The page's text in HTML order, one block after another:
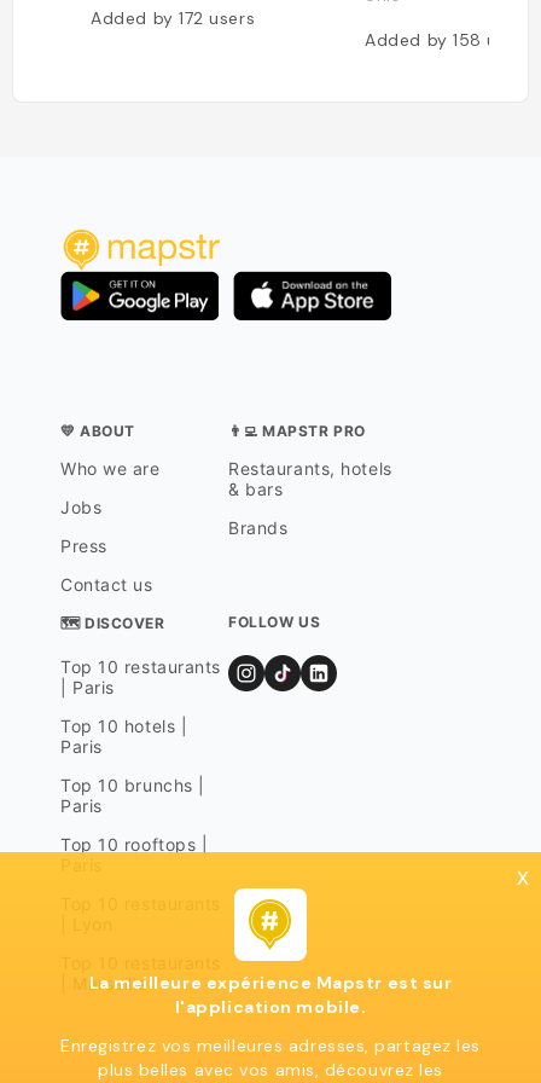
Added by172users
Added by158users
💛 ABOUT
Who we are
Jobs
Press
Contact us
👨‍💻 MAPSTR PRO
Restaurants, hotels
& bars
Brands
🗺 DISCOVER
Top 10 restaurants
| Paris
Top 10 hotels |
Paris
Top 10 brunchs |
Paris
Top 10 rooftops |
| Marseille
FOLLOW US
x
La meilleure expérience Mapstr est sur
l'application mobile.
Enregistrez vos meilleures adresses, partagez les
plus belles avec vos amis, découvrez les